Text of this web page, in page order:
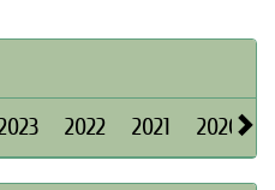
2022 2021 2020